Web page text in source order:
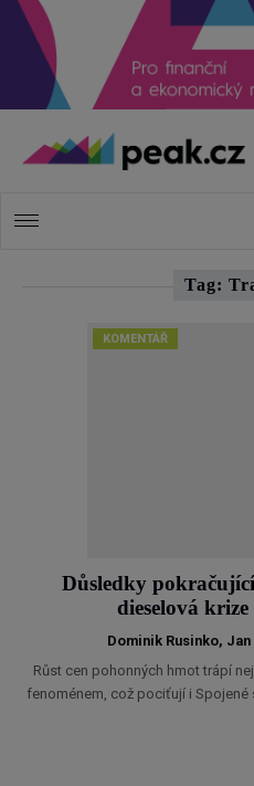
Tag:
KOMENTÁŘ
Důsledky
dieselová
Dominik Rusinko,
Růst cen pohonných hmot trápí
fenoménem, což pociťují i Spojené